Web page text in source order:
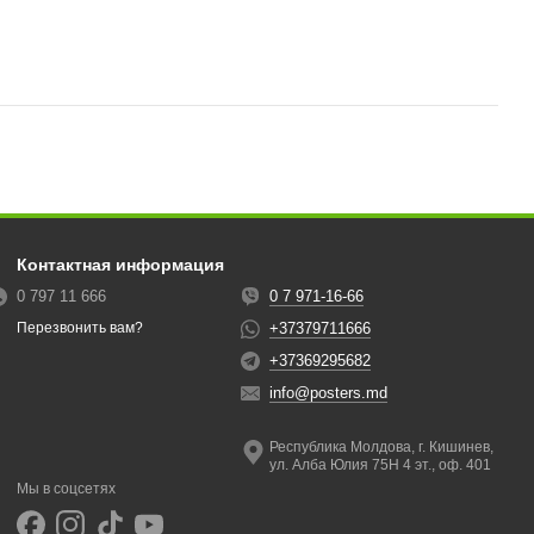
Контактная информация
0 797 11 666
Перезвонить вам?
0 7 971-16-66
+37379711666
+37369295682
info@posters.md
Республика Молдова, г. Кишинев,
ул. Алба Юлия 75Н 4 эт., оф. 401
Мы в соцсетях